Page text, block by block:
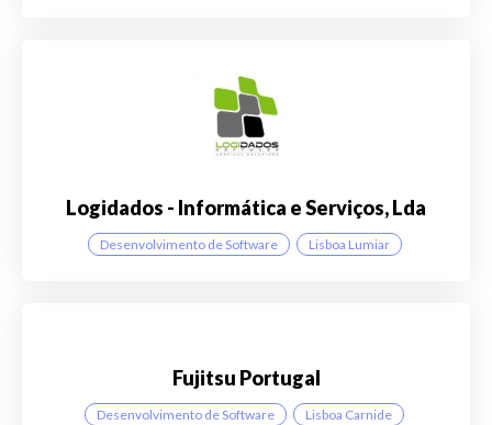
Logidados - Informática e Serviços, Lda
Desenvolvimento de Software Lisboa Lumiar
Fujitsu Portugal
Desenvolvimento de Software Lisboa Carnide